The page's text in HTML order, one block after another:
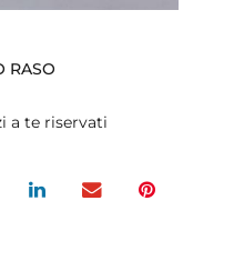
RASO
a te riservati